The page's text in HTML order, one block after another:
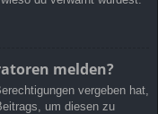
melden?
vergeben hat,
um diesen zu